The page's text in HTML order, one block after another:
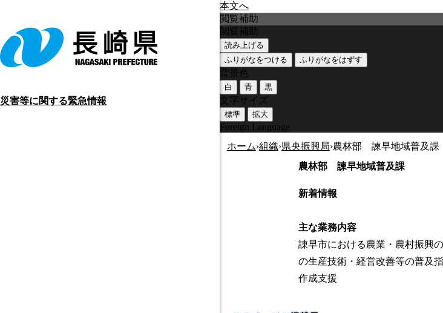
本文へ
災害等に関する緊急情報
閲覧補助
閲覧補助
読み上げる
ふりがなをつける
ふりがなをはずす
背景色
白 青 黒
文字サイズ
標準 拡大
Foreign Language
ホーム›組織›県央振興局›農林部 諫早地域普及課
農林部 諫早地域普及課
新着情報
主な業務内容
諌早市における農業・農村振興
の生産技術・経営改善等の普及
作成支援